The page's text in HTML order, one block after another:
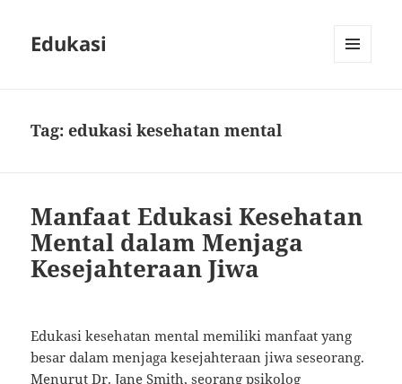
Edukasi
Tag:edukasi kesehatan mental
Manfaat Edukasi Kesehatan
Mental dalam Menjaga
Kesejahteraan Jiwa
Edukasi kesehatan mental memiliki manfaat yang
besar dalam menjaga kesejahteraan jiwa seseorang.
Menurut Dr. Jane Smith, seorang psikolog